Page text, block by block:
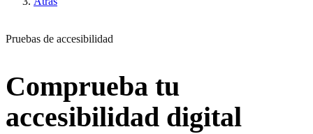
Pruebas de accesibilidad
Comprueba tu
accesibilidad digital